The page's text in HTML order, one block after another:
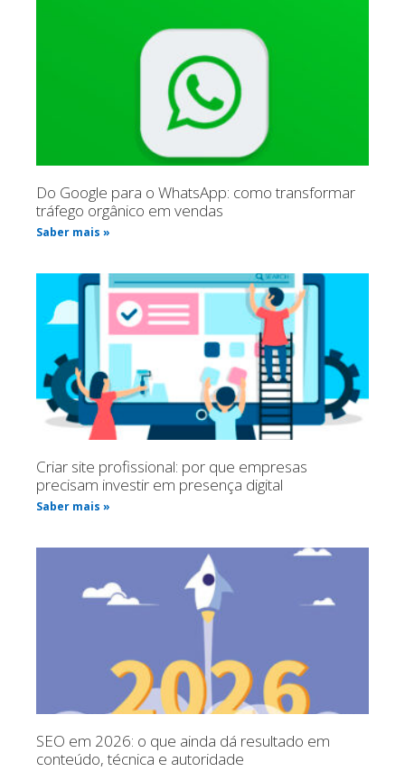
Do Google para o WhatsApp: como transformar
tráfego orgânico em vendas
Saber mais »
Criar site profissional: por que empresas
precisam investir em presença digital
Saber mais »
SEO em 2026: o que ainda dá resultado em
conteúdo, técnica e autoridade